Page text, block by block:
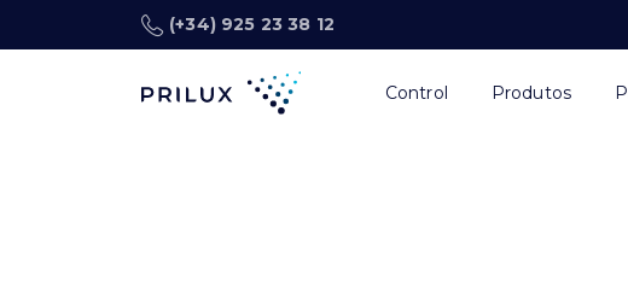
(+34) 925 23 38 12
Control Produtos